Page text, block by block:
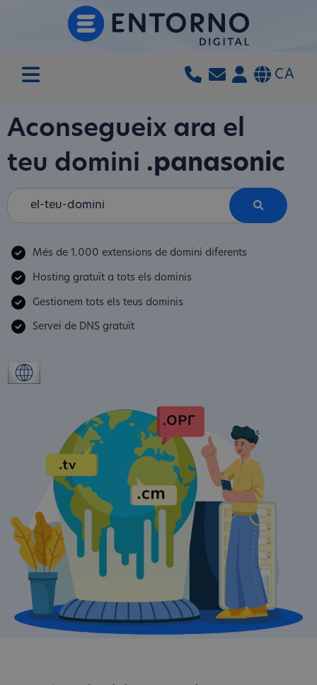
CA
Aconsegueix ara el
teu domini .panasonic
Més de 1.000 extensions de domini diferents
Hosting gratuït a tots els dominis
Gestionem tots els teus dominis
Servei de DNS gratuït